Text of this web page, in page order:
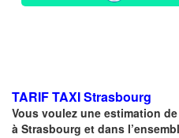
TARIF TAXIStrasbourg
Vous voulez une estimation
à Strasbourg et dans